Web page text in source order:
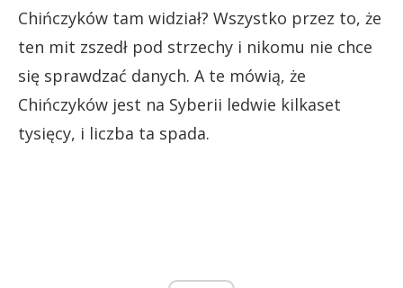
Chińczyków tam widział? Wszystko przez to, że
ten mit zszedł pod strzechy i nikomu nie chce
się sprawdzać danych. A te mówią, że
Chińczyków jest na Syberii ledwie kilkaset
tysięcy, i liczba ta spada.